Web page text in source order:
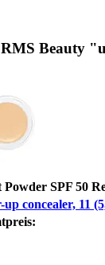
Beauty
SPF 50
concealer, 11